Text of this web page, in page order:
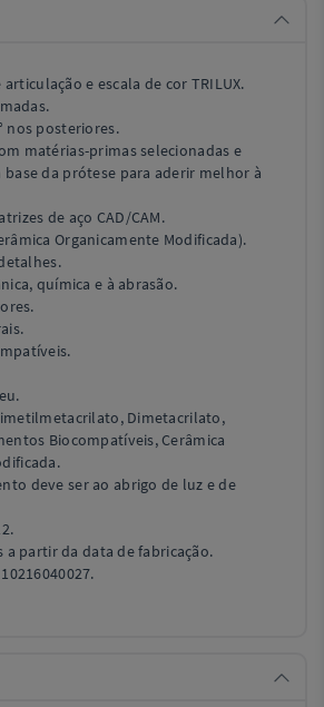
e escala de cor TRILUX.
nos posteriores.
matérias-primas selecionadas e
da prótese para aderir melhor à
de aço CAD/CAM.
Organicamente Modificada).
química e à abrasão.
Dimetacrilato,
Biocompatíveis, Cerâmica
deve ser ao abrigo de luz e de
a partir da data de fabricação.